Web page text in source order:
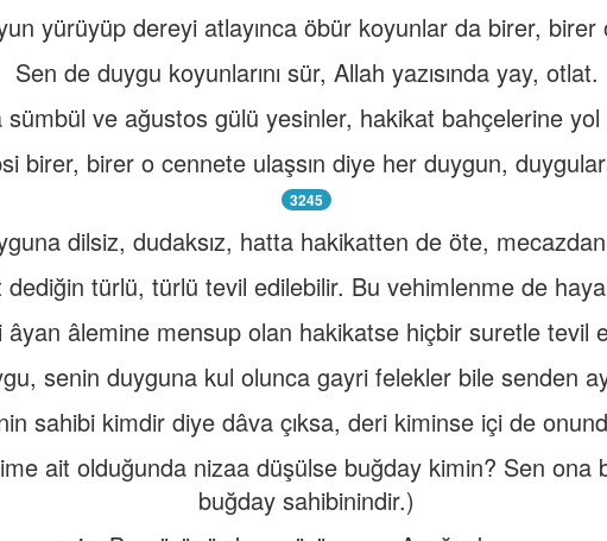
yürüyüp dereyi atlayınca öbür koyunlar da birer,
Sen de duygu koyunlarını sür, Allah yazısında yay, otlat.
sümbül ve ağustos gülü yesinler, hakikat bahçelerine yol
birer, birer o cennete ulaşsın diye her duygun,
3245
dilsiz, dudaksız, hatta hakikatten de öte,
türlü, türlü tevil edilebilir. Bu vehimlenme de
âyan âlemine mensup olan hakikatse hiçbir suretle tevil
senin duyguna kul olunca gayri felekler bile senden
sahibi kimdir diye dâva çıksa, deri kiminse içi de
ait olduğunda nizaa düşülse buğday kimin? Sen ona
buğday sahibinindir.)